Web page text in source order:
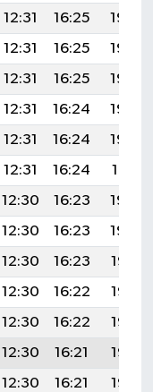
12:31 16:25
19:46
12:31 16:25
19:45
12:31 16:25
19:44
12:31 16:24
19:43
12:31 16:24
19:42
12:31 16:24
19:41
12:30 16:23
19:40
12:30 16:23
19:39
12:30 16:23
19:38
12:30 16:22
19:37
12:30 16:22
19:36
12:30 16:21
19:35
12:30 16:21
19:33